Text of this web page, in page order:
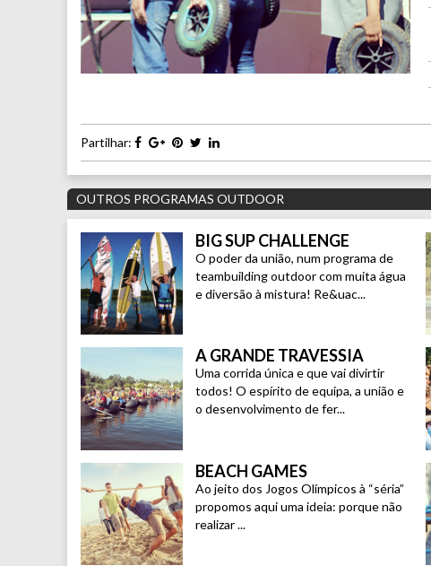
Partilhar:
OUTROS PROGRAMAS OUTDOOR
BIG SUP CHALLENGE
O poder da união, num programa de
teambuilding outdoor com muita água
e diversão à mistura! Re&uac...
A GRANDE TRAVESSIA
Uma corrida única e que vai divirtir
todos! O espírito de equipa, a união e
o desenvolvimento de fer...
BEACH GAMES
Ao jeito dos Jogos Olímpicos à “séria”
propomos aqui uma ideia: porque não
realizar ...